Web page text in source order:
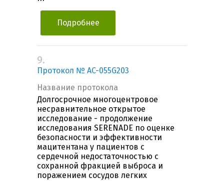
Подробнее
9.
Протокол № AC-055G203
Название протокола
Долгосрочное многоцентровое
несравнительное открытое
исследование - продолжение
исследования SERENADE по оценке
безопасности и эффективности
мацитентана у пациентов с
сердечной недостаточностью с
сохранной фракцией выброса и
поражением сосудов легких